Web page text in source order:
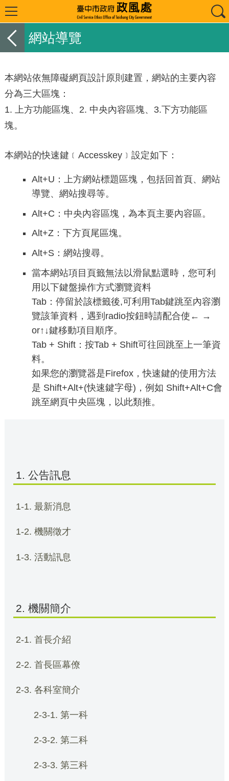
網站導覽
本網站依無障礙網頁設計原則建置，網站的主要內容
分為三大區塊：
1. 上方功能區塊、2. 中央內容區塊、3.下方功能區
塊。
本網站的快速鍵﹝Accesskey﹞設定如下：
Alt+U：上方網站標題區塊，包括回首頁、網站
導覽、網站搜尋等。
Alt+C：中央內容區塊，為本頁主要內容區。
Alt+Z：下方頁尾區塊。
Alt+S：網站搜尋。
當本網站項目頁籤無法以滑鼠點選時，您可利
用以下鍵盤操作方式瀏覽資料
Tab：停留於該標籤後,可利用Tab鍵跳至內容瀏
覽該筆資料，遇到radio按鈕時請配合使← →
or↑↓鍵移動項目順序。
Tab + Shift：按Tab + Shift可往回跳至上一筆資
料。
如果您的瀏覽器是Firefox，快速鍵的使用方法
是 Shift+Alt+(快速鍵字母)，例如 Shift+Alt+C會
跳至網頁中央區塊，以此類推。
1. 公告訊息
1-1. 最新消息
1-2. 機關徵才
1-3. 活動訊息
2. 機關簡介
2-1. 首長介紹
2-2. 首長區幕僚
2-3. 各科室簡介
2-3-1. 第一科
2-3-2. 第二科
2-3-3. 第三科